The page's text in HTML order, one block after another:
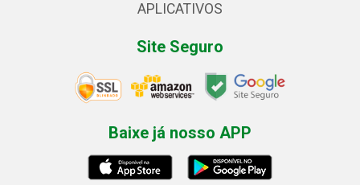
APLICATIVOS
Site Seguro
Baixe já nosso APP